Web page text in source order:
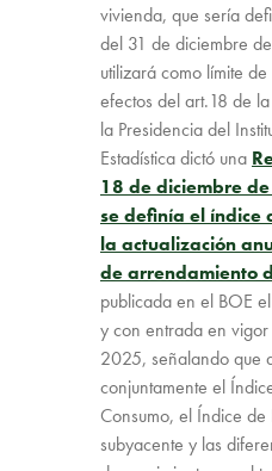
vivienda, que sería
del 31 de diciembre
utilizará como límite
efectos del art.18 de
la Presidencia del
Estadística dictó una
18 de diciembre
se definía el índice
la actualización
de arrendamiento
publicada en el BOE
y con entrada en
2025, señalando que
conjuntamente el
Consumo, el Índice de
subyacente y las